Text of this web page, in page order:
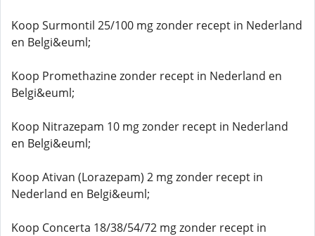
Koop Surmontil 25/100 mg zonder recept in Nederland
en Belgi&euml;
Koop Promethazine zonder recept in Nederland en
Belgi&euml;
Koop Nitrazepam 10 mg zonder recept in Nederland
en Belgi&euml;
Koop Ativan (Lorazepam) 2 mg zonder recept in
Nederland en Belgi&euml;
Koop Concerta 18/38/54/72 mg zonder recept in